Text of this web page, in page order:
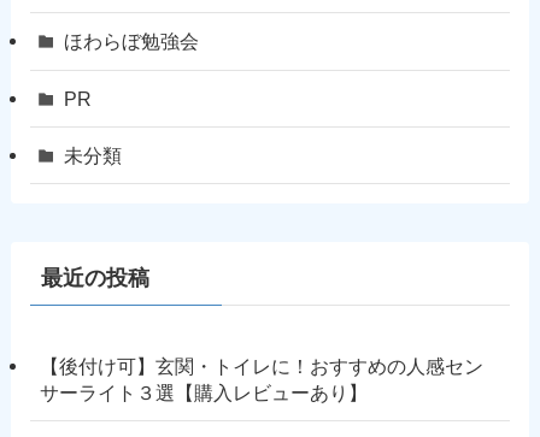
ほわらぼ勉強会
PR
未分類
最近の投稿
【後付け可】玄関・トイレに！おすすめの人感セン
サーライト３選【購入レビューあり】